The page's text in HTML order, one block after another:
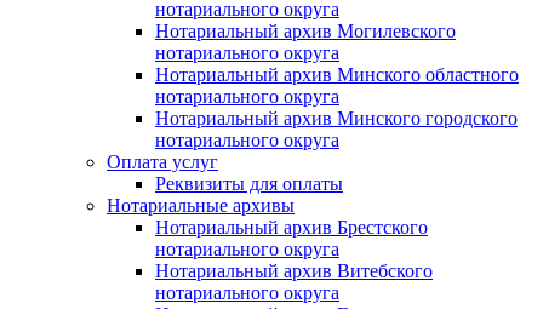
нотариального округа
Нотариальный архив Могилевского
нотариального округа
Нотариальный архив Минского областного
нотариального округа
Нотариальный архив Минского городского
нотариального округа
Оплата услуг
Реквизиты для оплаты
Нотариальные архивы
Нотариальный архив Брестского
нотариального округа
Нотариальный архив Витебского
нотариального округа